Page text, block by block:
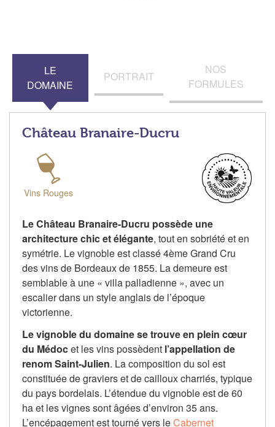
LE
DOMAINE
PORTRAIT
NOS
FORMULES
Château Branaire-Ducru
Vins Rouges
Le Château Branaire-Ducru possède une
architecture chic et élégante, tout en sobriété et en
symétrie. Le vignoble est classé 4ème Grand Cru
des vins de Bordeaux de 1855. La demeure est
semblable à une « villa palladienne », avec un
escalier dans un style anglais de l’époque
victorienne.
Le vignoble du domaine se trouve en plein cœur
du Médocet les vins possèdent l’appellation de
renom Saint-Julien. La composition du sol est
constituée de graviers et de cailloux charriés, typique
du pays bordelais. L’étendue du vignoble est de 60
ha et les vignes sont âgées d’environ 35 ans.
L’encépagement est tourné vers leCabernet